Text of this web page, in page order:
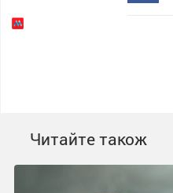
Читайте також